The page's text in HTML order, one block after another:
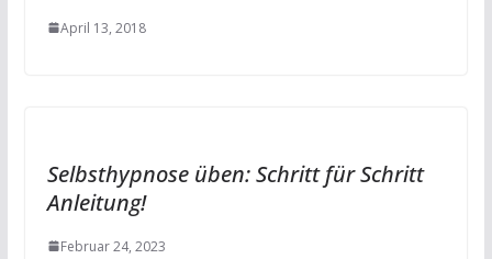
April 13, 2018
Selbsthypnose üben: Schritt für Schritt
Anleitung!
Februar 24, 2023